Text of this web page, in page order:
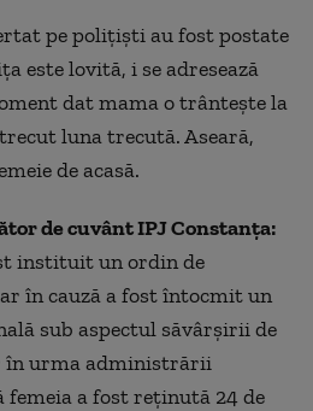
pe polițiști au fost postate
este lovită, i se adresează
dat mama o trântește la
luna trecută. Aseară,
de acasă.
de cuvânt IPJ Constanța:
instituit un ordin de
în cauză a fost întocmit un
sub aspectul săvârșirii de
în urma administrării
a fost reținută 24 de